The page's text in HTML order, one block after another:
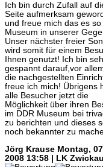
Ich bin durch Zufall auf
Seite aufmerksam
und freue mich das es so
Museum in unserer
Unser nächster freier
wird somit für einem
Ihnen genutzt! Ich bin
gespannt darauf,vor
die nachgestellten
freue ich mich! Übrigens
alle Besucher jetzt die
Möglichkeit über ihren
im DDR Museum bei
zu berichten und dieses
noch bekannter zu
Jörg Krause Montag,
2008 13:58 | LK Zwickau